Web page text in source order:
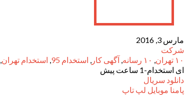
مارس 3, 2016
شرکت
۱۰ تهران
, ۱۰ رسانه , آگهی کار , استخدام 95 , استخدام تهران,
ای استخدام-1 ساعت پیش
دانلود سریال
پامنا موبایل لپ تاپ